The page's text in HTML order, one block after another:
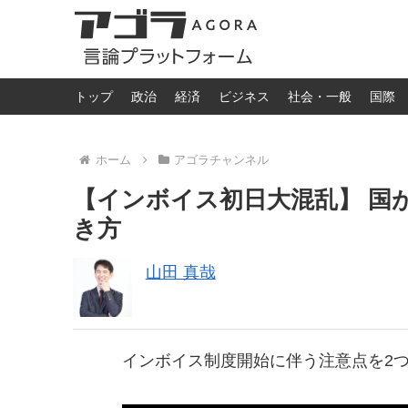
トップ 政治 経済 ビジネス 社会・一般 国際
ホーム アゴラチャンネル
【インボイス初日大混乱】
き方
山田 真哉
インボイス制度開始に伴う注意点を2